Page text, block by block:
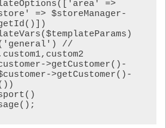
=> $storeManager-
>getCustomer()-